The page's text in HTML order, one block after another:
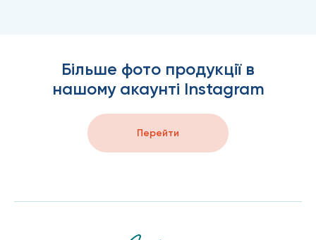
Більше фото продукції в
нашому акаунті Instagram
Перейти